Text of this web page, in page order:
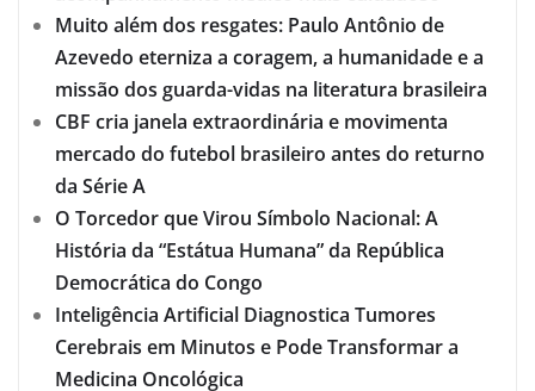
Muito além dos resgates: Paulo Antônio de
Azevedo eterniza a coragem, a humanidade e a
missão dos guarda-vidas na literatura brasileira
CBF cria janela extraordinária e movimenta
mercado do futebol brasileiro antes do returno
da Série A
O Torcedor que Virou Símbolo Nacional: A
História da “Estátua Humana” da República
Democrática do Congo
Inteligência Artificial Diagnostica Tumores
Cerebrais em Minutos e Pode Transformar a
Medicina Oncológica